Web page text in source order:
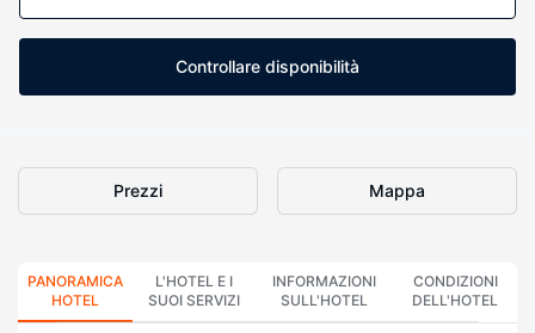
Controllare disponibilità
Prezzi Mappa
PANORAMICA
HOTEL
L'HOTEL E I
SUOI SERVIZI
INFORMAZIONI
SULL'HOTEL
CONDIZIONI
DELL'HOTEL